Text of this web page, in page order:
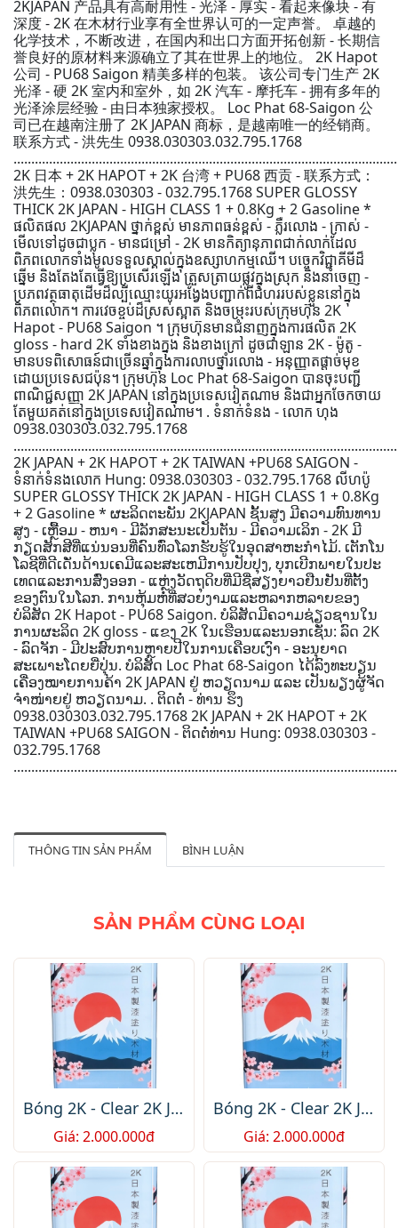
2KJAPAN 产品具有高耐用性 - 光泽 - 厚实 - 看起来像块 - 有
深度 - 2K 在木材行业享有全世界认可的一定声誉。 卓越的
化学技术，不断改进，在国内和出口方面开拓创新 - 长期信
誉良好的原材料来源确立了其在世界上的地位。 2K Hapot
公司 - PU68 Saigon 精美多样的包装。 该公司专门生产 2K
光泽 - 硬 2K 室内和室外，如 2K 汽车 - 摩托车 - 拥有多年的
光泽涂层经验 - 由日本独家授权。 Loc Phat 68-Saigon 公
司已在越南注册了 2K JAPAN 商标，是越南唯一的经销商。
联系方式 - 洪先生 0938.030303.032.795.1768
2K 日本 + 2K HAPOT + 2K 台湾 + PU68 西贡 - 联系方式：
洪先生：0938.030303 - 032.795.1768 SUPER GLOSSY
THICK 2K JAPAN - HIGH CLASS 1 + 0.8Kg + 2 Gasoline *
ផលិតផល 2KJAPAN ថ្នាក់ខ្ពស់ មានភាពធន់ខ្ពស់ - ភ្លឺរលោង - ក្រាស់ -
មើលទៅដូចជាប្លុក - មានជម្រៅ - 2K មានកិត្យានុភាពជាក់លាក់ដែល
ពិភពលោកទាំងមូលទទួលស្គាល់ក្នុងឧស្សាហកម្មឈើ។ បច្ចេកវិជ្ជាគីមីដ៏
ឆ្នើម និងតែងតែធ្វើឱ្យប្រសើរឡើង ត្រួសត្រាយផ្លូវក្នុងស្រុក និងនាំចេញ -
ប្រភពវត្ថុធាតុដើមដ៏ល្បីឈ្មោះយូរអង្វែងបញ្ជាក់ពីជំហររបស់ខ្លួននៅក្នុង
ពិភពលោក។ ការវេចខ្ចប់ដ៏ស្រស់ស្អាត និងចម្រុះរបស់ក្រុមហ៊ុន 2K
Hapot - PU68 Saigon ។ ក្រុមហ៊ុនមានជំនាញក្នុងការផលិត 2K
gloss - hard 2K ទាំងខាងក្នុង និងខាងក្រៅ ដូចជាឡាន 2K - ម៉ូតូ -
មានបទពិសោធន៍ជាច្រើនឆ្នាំក្នុងការលាបថ្នាំរលោង - អនុញ្ញាតផ្តាច់មុខ
ដោយប្រទេសជប៉ុន។ ក្រុមហ៊ុន Loc Phat 68-Saigon បានចុះបញ្ជី
ពាណិជ្ជសញ្ញា 2K JAPAN នៅក្នុងប្រទេសវៀតណាម និងជាអ្នកចែកចាយ
តែមួយគត់នៅក្នុងប្រទេសវៀតណាម។ . ទំនាក់ទំនង - លោក ហុង
0938.030303.032.795.1768
2K JAPAN + 2K HAPOT + 2K TAIWAN +PU68 SAIGON -
ទំនាក់ទំនងលោក Hung: 0938.030303 - 032.795.1768 លីហប៉ូ
SUPER GLOSSY THICK 2K JAPAN - HIGH CLASS 1 + 0.8Kg
+ 2 Gasoline * ຜະລິດຕະພັນ 2KJAPAN ຊັ້ນສູງ ມີຄວາມທົນທານ
ສູງ - ເຫຼື້ອມ - ຫນາ - ມີລັກສະນະເປັນຕັນ - ມີຄວາມເລິກ - 2K ມີ
ກຽດສັກສີທີ່ແນ່ນອນທີ່ຄົນທົ່ວໂລກຮັບຮູ້ໃນອຸດສາຫະກໍາໄມ້. ເຕັກ​ໂນ​
ໂລ​ຊີ​ທີ່​ດີ​ເດັ່ນ​ດ້ານ​ເຄ​ມີ​ແລະ​ສະ​ເຫມີ​ການ​ປັບ​ປຸງ, ບຸກ​ເບີກ​ພາຍ​ໃນ​ປະ​
ເທດ​ແລະ​ການ​ສົ່ງ​ອອກ - ແຫຼ່ງ​ວັດ​ຖຸ​ດິບ​ທີ່​ມີ​ຊື່​ສຽງ​ຍາວ​ຢືນ​ຢັນ​ທີ່​ຕັ້ງ​
ຂອງ​ຕົນ​ໃນ​ໂລກ. ການຫຸ້ມຫໍ່ທີ່ສວຍງາມແລະຫລາກຫລາຍຂອງ
ບໍລິສັດ 2K Hapot - PU68 Saigon. ບໍລິສັດມີຄວາມຊ່ຽວຊານໃນ
ການຜະລິດ 2K gloss - ແຂງ 2K ໃນເຮືອນແລະນອກເຊັ່ນ: ລົດ 2K
- ລົດຈັກ - ມີປະສົບການຫຼາຍປີໃນການເຄືອບເງົາ - ອະນຸຍາດ
ສະເພາະໂດຍຍີ່ປຸ່ນ. ບໍລິສັດ Loc Phat 68-Saigon ໄດ້ລົງທະບຽນ
ເຄື່ອງໝາຍການຄ້າ 2K JAPAN ຢູ່ ຫວຽດນາມ ແລະ ເປັນພຽງຜູ້ຈັດ
ຈຳໜ່າຍຢູ່ ຫວຽດນາມ. . ຕິດຕໍ່ - ທ່ານ ຮຶງ
0938.030303.032.795.1768 2K JAPAN + 2K HAPOT + 2K
TAIWAN +PU68 SAIGON - ຕິດຕໍ່ທ່ານ Hung: 0938.030303 -
032.795.1768
THÔNG TIN SẢN PHẨM BÌNH LUẬN
Bóng 2K - Clear 2K JP-
A1-16Kg /2.000.000/
Thùng / 75$ /Box
Giá: 2.000.000đ
Bóng 2K - Clear 2K JP-
A4-16Kg /2.000.000/
Thùng / 75$ /Box
Giá: 2.000.000đ